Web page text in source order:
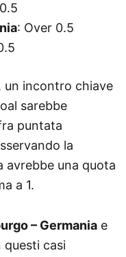
: Over 0.5
un incontro chiave
sarebbe
puntata
la
avrebbe una quota
a 1.
– Germania e
questi casi